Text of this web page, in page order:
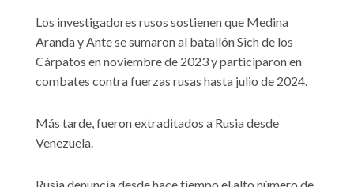
Los investigadores rusos sostienen que Medina
Aranda y Ante se sumaron al batallón Sich de los
Cárpatos en noviembre de 2023 y participaron en
combates contra fuerzas rusas hasta julio de 2024.
Más tarde, fueron extraditados a Rusia desde
Venezuela.